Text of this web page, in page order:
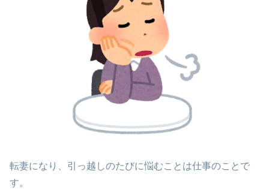
転妻になり、引っ越しのたびに悩むことは仕事のことで
す。